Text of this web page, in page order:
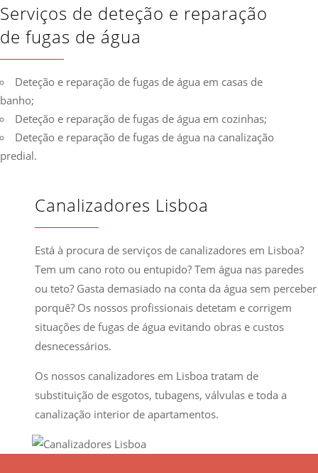
Serviços de deteção e reparação
de fugas de água
Deteção e reparação de fugas de água em casas de
banho;
Deteção e reparação de fugas de água em cozinhas;
Deteção e reparação de fugas de água na canalização
predial.
Canalizadores Lisboa
Está à procura de serviços de canalizadores em Lisboa?
Tem um cano roto ou entupido? Tem água nas paredes
ou teto? Gasta demasiado na conta da água sem perceber
porquê? Os nossos profissionais detetam e corrigem
situações de fugas de água evitando obras e custos
desnecessários.
Os nossos canalizadores em Lisboa tratam de
substituição de esgotos, tubagens, válvulas e toda a
canalização interior de apartamentos.